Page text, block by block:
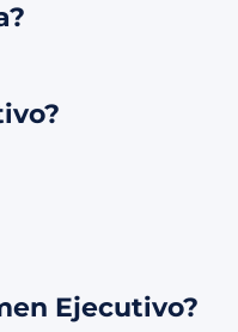
Ejecutivo?